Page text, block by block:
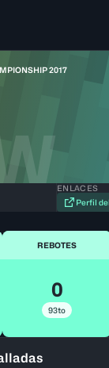
2017
ENLACES
Perfil
REBOTES
0
93to